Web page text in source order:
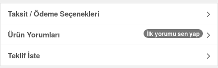
Taksit / Ödeme Seçenekleri
Ürün Yorumları
İlk yorumu sen yap
Teklif İste